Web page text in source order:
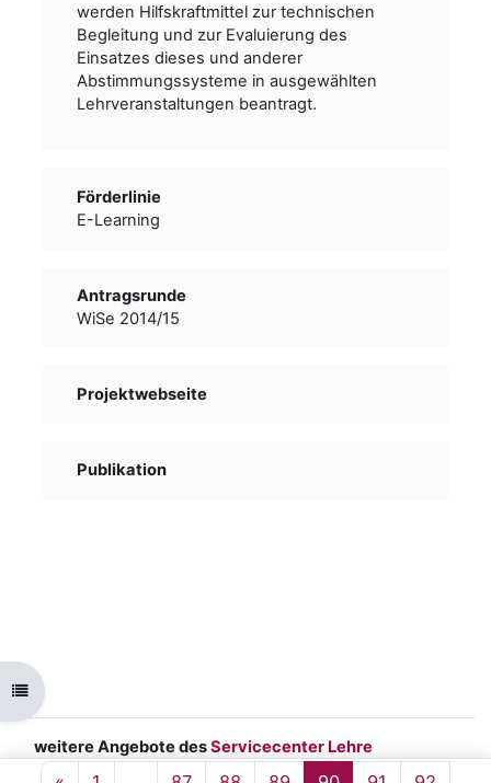
Open course index
werden Hilfskraftmittel zur technischen
Begleitung und zur Evaluierung des
Einsatzes dieses und anderer
Abstimmungssysteme in ausgewählten
Lehrveranstaltungen beantragt.
Förderlinie
E-Learning
Antragsrunde
WiSe 2014/15
Projektwebseite
Publikation
weitere Angebote desServicecenter Lehre
Impressum